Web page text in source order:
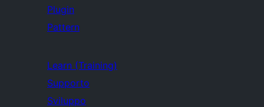
Plugin
Pattern
Learn (Training)
Supporto
Sviluppo